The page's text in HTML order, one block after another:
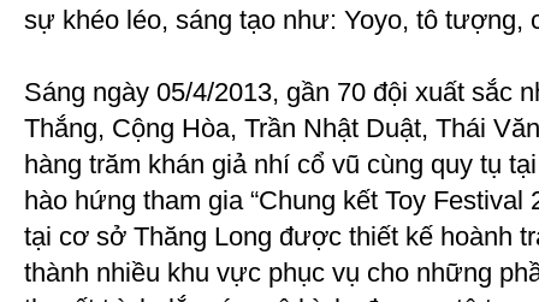
sự khéo léo, sáng tạo như: Yoyo, tô tượng,
Sáng ngày 05/4/2013, gần 70 đội xuất sắc
Thắng, Cộng Hòa, Trần Nhật Duật, Thái
hàng trăm khán giả nhí cổ vũ cùng quy tụ
hào hứng tham gia “Chung kết Toy Festival
tại cơ sở Thăng Long được thiết kế hoành
thành nhiều khu vực phục vụ cho những